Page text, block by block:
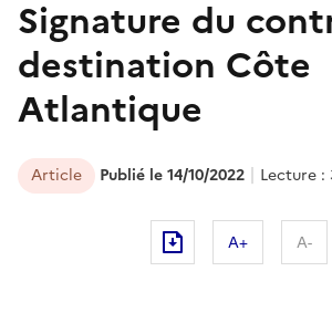
Signature du
destination Côte
Atlantique
Article Publié le 14/10/2022 Lecture :
A+ A-